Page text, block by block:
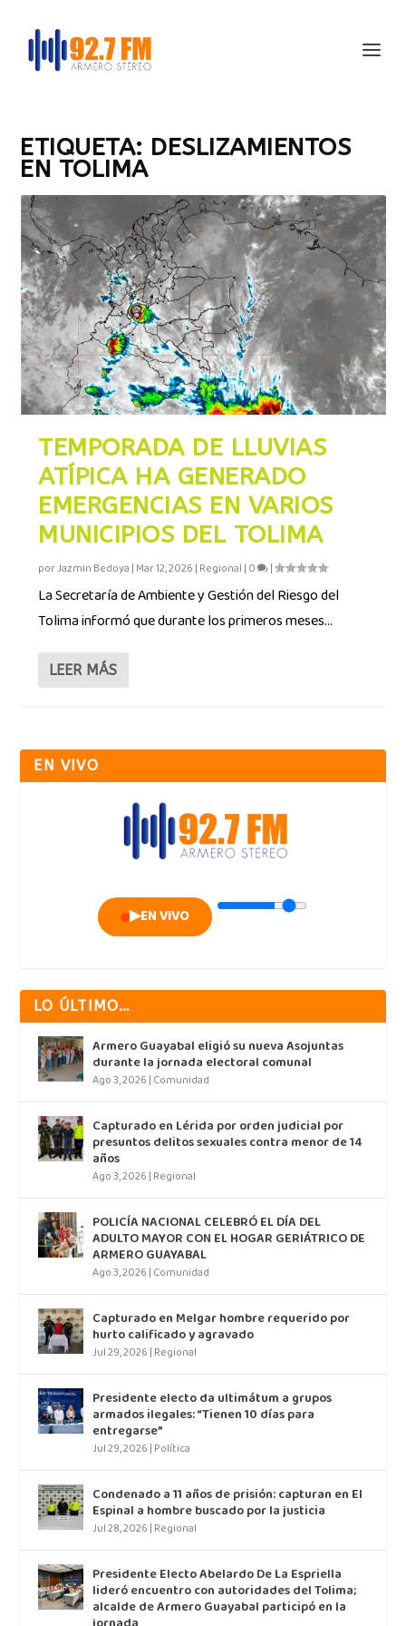
ETIQUETA: DESLIZAMIENTOS
EN TOLIMA
TEMPORADA DE LLUVIAS
ATÍPICA HA GENERADO
EMERGENCIAS EN VARIOS
MUNICIPIOS DEL TOLIMA
porJazmin Bedoya | Mar 12, 2026 | Regional | 0 |
La Secretaría de Ambiente y Gestión del Riesgo del
Tolima informó que durante los primeros meses...
LEER MÁS
EN VIVO
▶EN VIVO
LO ÚLTIMO…
Armero Guayabal eligió su nueva Asojuntas
durante la jornada electoral comunal
Ago 3, 2026 | Comunidad
Capturado en Lérida por orden judicial por
presuntos delitos sexuales contra menor de 14
años
Ago 3, 2026 | Regional
POLICÍA NACIONAL CELEBRÓ EL DÍA DEL
ADULTO MAYOR CON EL HOGAR GERIÁTRICO DE
ARMERO GUAYABAL
Ago 3, 2026 | Comunidad
Capturado en Melgar hombre requerido por
hurto calificado y agravado
Jul 29, 2026 | Regional
Presidente electo da ultimátum a grupos
armados ilegales: “Tienen 10 días para
entregarse”
Jul 29, 2026 | Política
Condenado a 11 años de prisión: capturan en El
Espinal a hombre buscado por la justicia
Jul 28, 2026 | Regional
Presidente Electo Abelardo De La Espriella
lideró encuentro con autoridades del Tolima;
alcalde de Armero Guayabal participó en la